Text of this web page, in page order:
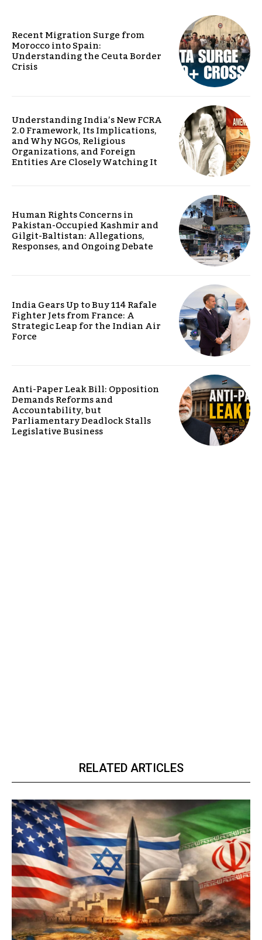
Recent Migration Surge from
Morocco into Spain:
Understanding the Ceuta Border
Crisis
Understanding India’s New FCRA
2.0 Framework, Its Implications,
and Why NGOs, Religious
Organizations, and Foreign
Entities Are Closely Watching It
Human Rights Concerns in
Pakistan-Occupied Kashmir and
Gilgit-Baltistan: Allegations,
Responses, and Ongoing Debate
India Gears Up to Buy 114 Rafale
Fighter Jets from France: A
Strategic Leap for the Indian Air
Force
Anti-Paper Leak Bill: Opposition
Demands Reforms and
Accountability, but
Parliamentary Deadlock Stalls
Legislative Business
RELATED ARTICLES